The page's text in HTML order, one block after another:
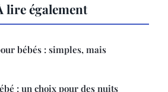
lire également
bébés : simples, mais
: un choix pour des nuits